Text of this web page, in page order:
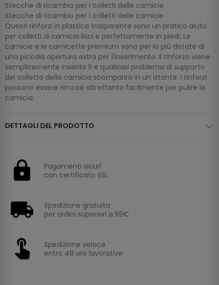
Stecche di ricambio per i colletti delle camicie
Stecche di ricambio per i colletti delle camicie
Questi rinforzi in plastica trasparente sono un pratico aiuto
per colletti di camicia lisci e perfettamente in piedi. Le
camicie e le camicette premium sono per lo più dotate di
una piccola apertura extra per l'inserimento. Il rinforzo viene
semplicemente inserito lì e qualsiasi problema di supporto
del colletto della camicia scomparirà in un istante. I rinforzi
possono essere rimossi altrettanto facilmente per pulire la
camicia.
DETTAGLI DEL PRODOTTO
Pagamenti sicuri
con certificato SSL
Spedizione gratuita
per ordini superiori a 59€
Spedizione veloce
entro 48 ore lavorative